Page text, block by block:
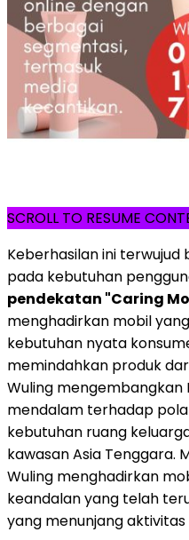
SCROLL TO RESUME
Keberhasilan ini
pada kebutuhan
pendekatan "Caring
menghadirkan mobil
kebutuhan nyata
memindahkan produk
Wuling mengembangkan
mendalam terhadap
kebutuhan ruang
kawasan Asia Tenggara.
Wuling menghadirkan
keandalan yang telah
yang menunjang